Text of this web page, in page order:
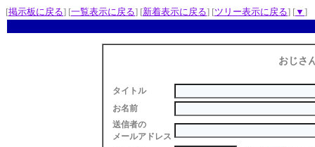
[掲示板に戻る] [一覧表示に戻る] [新着表示に戻る] [ツリー表示に戻る] [▼ ]
おじさ
タイトル
お名前
送信者の
メールアドレス